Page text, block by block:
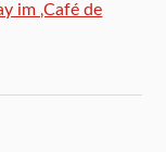
im ‚Café de